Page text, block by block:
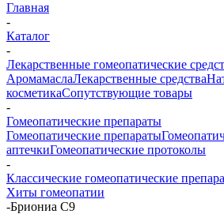
Главная
-
Каталог
-
Лекарственные гомеопатические
АромамаслаЛекарственные средства
косметикаСопутствующие товары
-
Гомеопатические препараты
Гомеопатические препараты
аптечкиГомеопатические протоколы
-
Классические гомеопатические
Хиты гомеопатии
-Бриониа С9